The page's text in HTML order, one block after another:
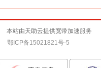
本站由天助云提供宽带加速服务
鄂ICP备15021821号-5